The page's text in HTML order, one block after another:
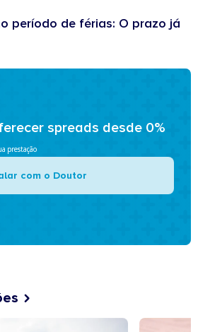
período de férias: O prazo já
spreads desde 0%
prestação
com o Doutor